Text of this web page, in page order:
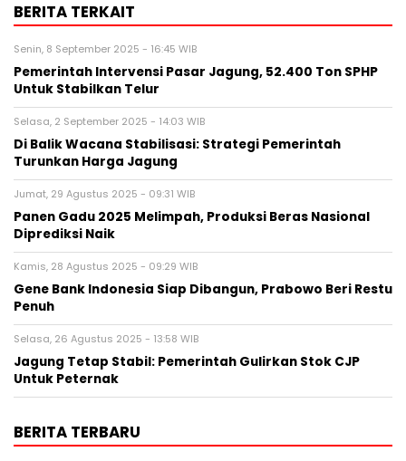
BERITA TERKAIT
Senin, 8 September 2025 - 16:45 WIB
Pemerintah Intervensi Pasar Jagung, 52.400 Ton SPHP
Untuk Stabilkan Telur
Selasa, 2 September 2025 - 14:03 WIB
Di Balik Wacana Stabilisasi: Strategi Pemerintah
Turunkan Harga Jagung
Jumat, 29 Agustus 2025 - 09:31 WIB
Panen Gadu 2025 Melimpah, Produksi Beras Nasional
Diprediksi Naik
Kamis, 28 Agustus 2025 - 09:29 WIB
Gene Bank Indonesia Siap Dibangun, Prabowo Beri Restu
Penuh
Selasa, 26 Agustus 2025 - 13:58 WIB
Jagung Tetap Stabil: Pemerintah Gulirkan Stok CJP
Untuk Peternak
BERITA TERBARU